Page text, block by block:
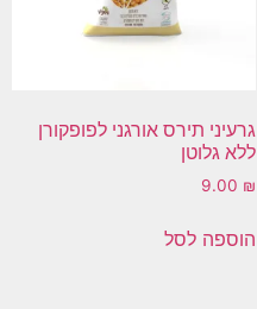
גרעיני תירס אורגני לפופקורן
ללא גלוטן
9.00 ₪
הוספה לסל